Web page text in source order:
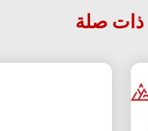
ذات صلة